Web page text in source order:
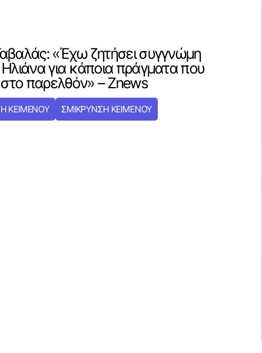
«Έχω ζητήσει συγγνώμη
για κάποια πράγματα που
στο παρελθόν» – Znews
ΚΕΙΜΕΝΟΥ ΣΜΙΚΡΥΝΣΗ ΚΕΙΜΕΝΟΥ